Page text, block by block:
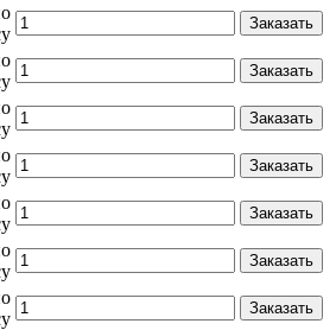
Заказать
Заказать
Заказать
Заказать
Заказать
Заказать
Заказать